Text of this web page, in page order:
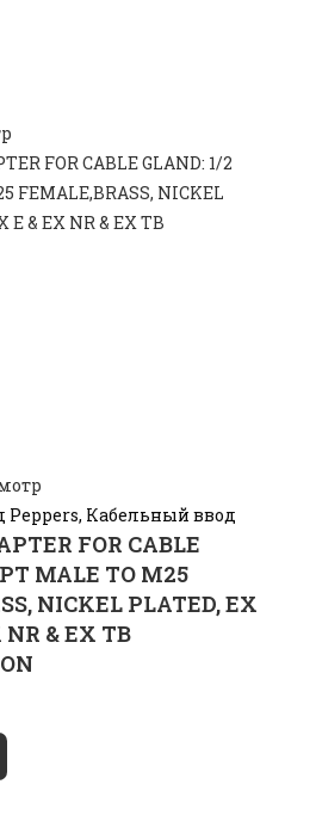
Peppers, Кабельный ввод
FOR CABLE
MALE TO M25
NICKEL PLATED, EX
NR & EX TB